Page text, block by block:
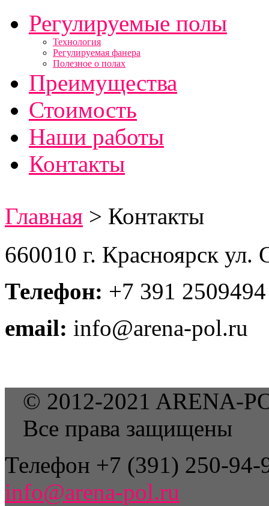
Регулируемые полы
Технология
Регулируемая фанера
Полезное о полах
Преимущества
Стоимость
Наши работы
Контакты
Главная > Контакты
660010 г. Красноярск ул.
Телефон: +7 391
email: info@arena-pol.ru
© 2012-2021 ARENA-
Все права защищены
Телефон +7 (391) 250-
info@arena-pol.ru